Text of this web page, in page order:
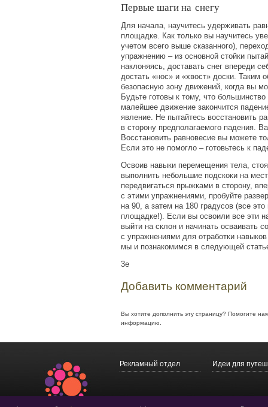
Первые шаги на снегу
Для начала, научитесь удерживать
площадке. Как только вы научитесь
учетом всего выше сказанного),
упражнению – из основной стойки
наклоняясь, доставать снег впереди
достать «нос» и «хвост» доски. Таким
безопасную зону движений, когда вы
Будьте готовы к тому, что
малейшее движение закончится
явление. Не пытайтесь восстановить
в сторону предполагаемого падения.
Восстановить равновесие вы можете
Если это не помогло – готовьтесь к
Освоив навыки перемещения тела,
выполнить небольшие подскоки на
передвигаться прыжками в сторону,
с этими упражнениями, пробуйте
на 90, а затем на 180 градусов (все
площадке!). Если вы освоили все эти
выйти на склон и начинать осваивать
с упражнениями для отработки
мы и познакомимся в следующей
3e
Добавить комментарий
Вы хотите дополнить эту страницу? Помогите
информацию.
Рекламный отдел Идеи для